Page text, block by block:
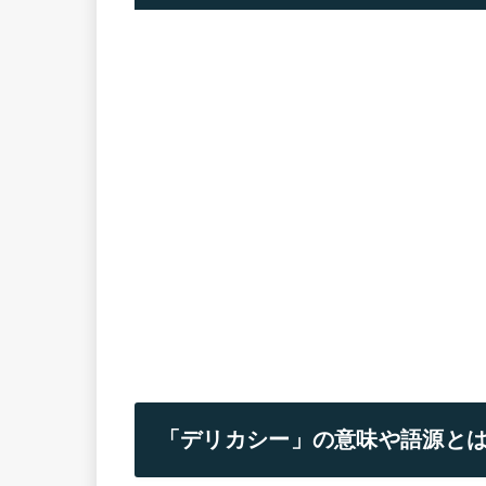
「デリカシー」の意味や語源と